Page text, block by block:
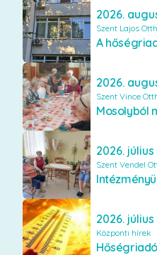
2026.
Szent Lajos
2026.
Szent Vince
Mosolyból
2026. július
Szent Vendel
2026. július
Központi hírek